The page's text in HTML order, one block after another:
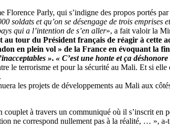
Parly, qui s’indigne des propos portés
et qu’on se désengage de trois emprises
qui a l’intention de s’en aller», a fait valoir la
au tour du Président français de réagir à
en plein vol » de la France en évoquant la
». « C’est une honte et ça
le terrorisme et pour la sécurité au Mali. Et si elle
les projets de développements au Mali aux
à travers un communiqué où il s’inscrit
ne correspond nullement pas à la réalité, … »,